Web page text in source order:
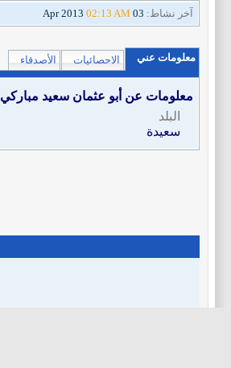
آخر نشاط:
02:13 AM
معلومات عني الاحصائيات الأصدقاء
معلومات عن أبو عثمان سعيد مباركي
البلد
سعيدة